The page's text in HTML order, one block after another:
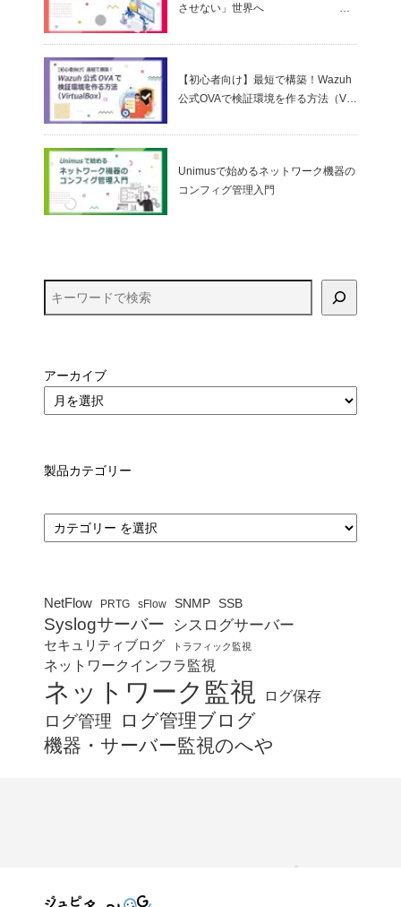
させない」世界へ
ゼロトラストの考え方
【初心者向け】最短で構築！Wazuh
公式OVAで検証環境を作る方法（Virt
Unimusで始めるネットワーク機器の
コンフィグ管理入門
アーカイブ
製品カテゴリー
カ
テ
ゴ
NetFlow PRTG sFlow SNMP SSB
Syslogサーバー シスログサーバー
セキュリティブログ トラフィック監視
ネットワークインフラ監視
ネットワーク監視 ログ保存
ログ管理
ログ管理ブログ
機器・サーバー監視のへや